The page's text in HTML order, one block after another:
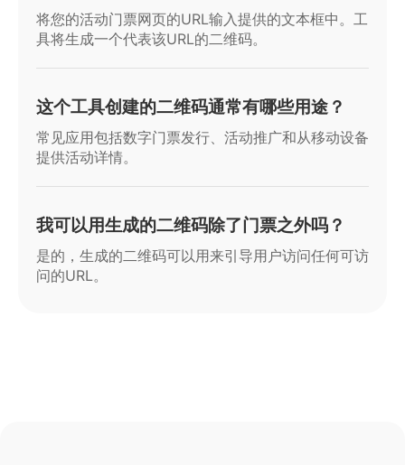
将您的活动门票网页的URL输入提供的文本框中。工
具将生成一个代表该URL的二维码。
这个工具创建的二维码通常有哪些用途？
常见应用包括数字门票发行、活动推广和从移动设备
提供活动详情。
我可以用生成的二维码除了门票之外吗？
是的，生成的二维码可以用来引导用户访问任何可访
问的URL。